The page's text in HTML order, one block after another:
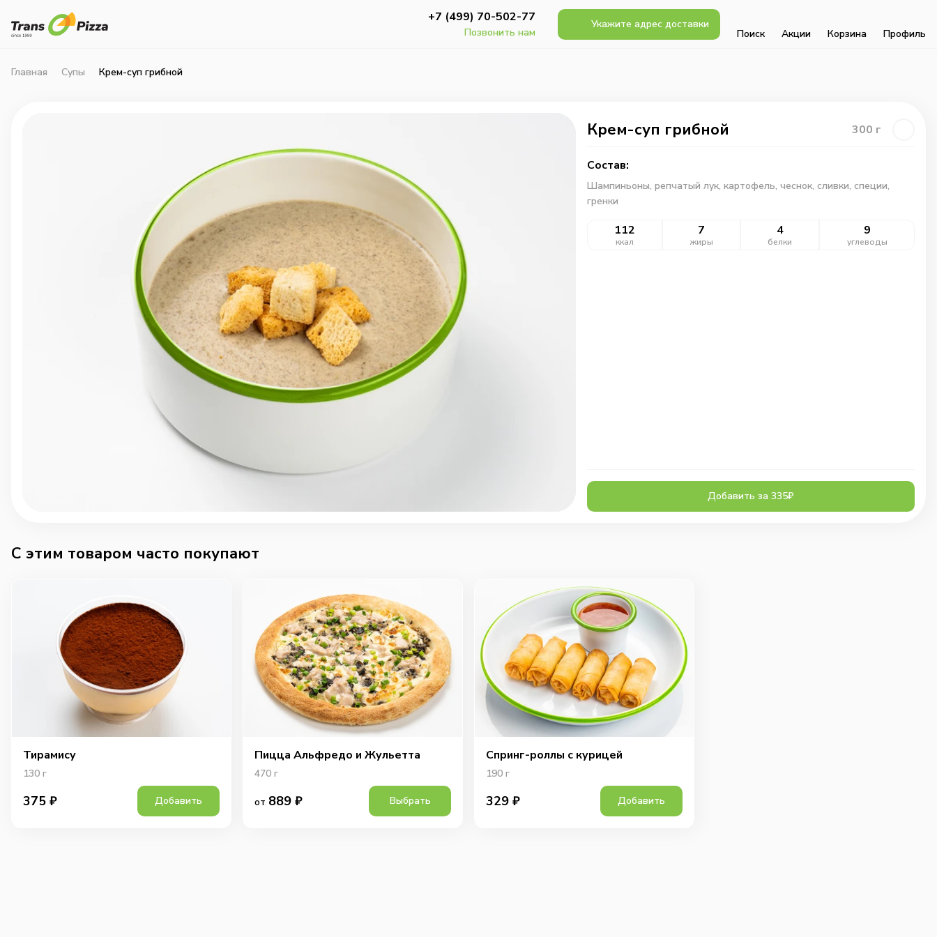
+7 (499) 70-502-77
Позвонить нам
Укажите адрес доставки
Поиск Акции Корзина Профиль
Главная Супы Крем-суп грибной
Крем-суп грибной 300 г
Состав:
Шампиньоны, репчатый лук, картофель, чеснок, сливки, специи,
гренки
112
ккал
7
жиры
4
белки
9
углеводы
Добавить за 335₽
C этим товаром часто покупают
Тирамису
130 г
375 ₽ Добавить
Пицца Альфредо и Жульетта
470 г
от 889 ₽ Выбрать
Спринг-роллы с курицей
190 г
329 ₽ Добавить